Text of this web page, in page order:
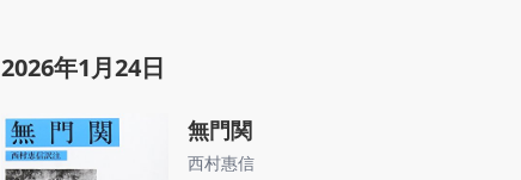
2026年1月24日
無門関
西村惠信